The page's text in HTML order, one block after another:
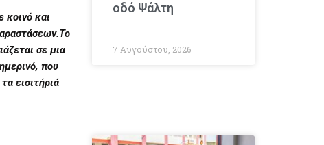
κοινό και
.Το
σε μια
που
εισιτήριά
οδό Ψάλτη
7 Αυγούστου, 2026